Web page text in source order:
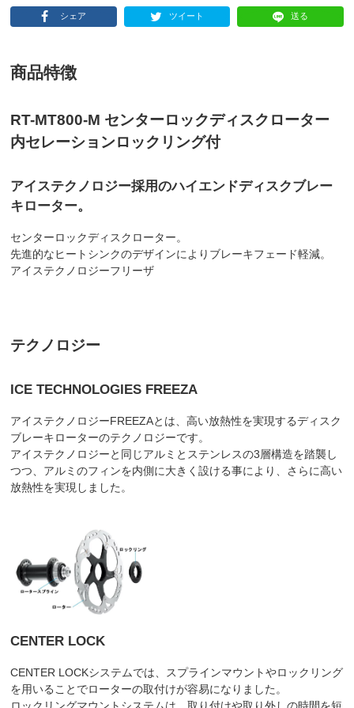
シェア ツイート 送る
商品特徴
RT-MT800-M センターロックディスクローター
内セレーションロックリング付
アイステクノロジー採用のハイエンドディスクブレー
キローター。
センターロックディスクローター。
先進的なヒートシンクのデザインによりブレーキフェード軽減。
アイステクノロジーフリーザ
テクノロジー
ICE TECHNOLOGIES FREEZA
アイステクノロジーFREEZAとは、高い放熱性を実現するディスク
ブレーキローターのテクノロジーです。
アイステクノロジーと同じアルミとステンレスの3層構造を踏襲し
つつ、アルミのフィンを内側に大きく設ける事により、さらに高い
放熱性を実現しました。
CENTER LOCK
CENTER LOCKシステムでは、スプラインマウントやロックリング
を用いることでローターの取付けが容易になりました。